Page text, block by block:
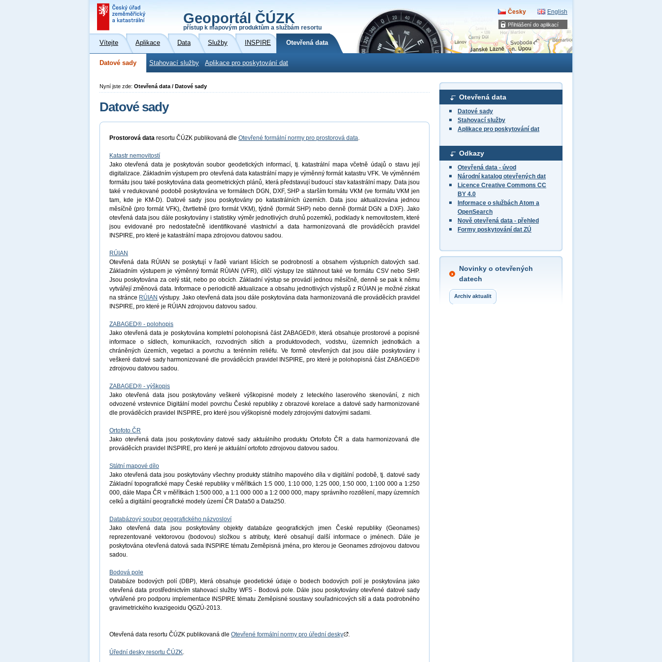
Přihlášení do aplikací
Geoportál ČÚZK
přístup k mapovým produktům a službám resortu
Česky English
Vítejte Aplikace Data Služby INSPIRE Otevřená data
Datové sady Stahovací služby Aplikace pro poskytování dat
Otevřená data
Datové sady
Stahovací služby
Aplikace pro poskytování dat
Odkazy
Otevřená data - úvod
Národní katalog otevřených dat
Licence Creative Commons CC
BY 4.0
Informace o službách Atom a
OpenSearch
Nově otevřená data - přehled
Formy poskytování dat ZÚ
Novinky o otevřených
datech
Archiv aktualit
Nyní jste zde: Otevřená data / Datové sady
Datové sady
Prostorová data resortu ČÚZK publikovaná dle Otevřené formální normy pro prostorová data.
Katastr nemovitostí
Jako otevřená data je poskytován soubor geodetických informací, tj. katastrální mapa včetně údajů o stavu její
digitalizace. Základním výstupem pro otevřená data katastrální mapy je výměnný formát katastru VFK. Ve výměnném
formátu jsou také poskytována data geometrických plánů, která představují budoucí stav katastrální mapy. Data jsou
také v redukované podobě poskytována ve formátech DGN, DXF, SHP a starším formátu VKM (ve formátu VKM jen
tam, kde je KM-D). Datové sady jsou poskytovány po katastrálních územích. Data jsou aktualizována jednou
měsíčně (pro formát VFK), čtvrtletně (pro formát VKM), týdně (formát SHP) nebo denně (formát DGN a DXF). Jako
otevřená data jsou dále poskytovány i statistiky výměr jednotlivých druhů pozemků, podklady k nemovitostem, které
jsou evidované pro nedostatečně identifikované vlastnictví a data harmonizovaná dle prováděcích pravidel
INSPIRE, pro které je katastrální mapa zdrojovou datovou sadou.
RÚIAN
Otevřená data RÚIAN se poskytují v řadě variant lišících se podrobností a obsahem výstupních datových sad.
Základním výstupem je výměnný formát RÚIAN (VFR), dílčí výstupy lze stáhnout také ve formátu CSV nebo SHP.
Jsou poskytována za celý stát, nebo po obcích. Základní výstup se provádí jednou měsíčně, denně se pak k němu
vytvářejí změnová data. Informace o periodicitě aktualizace a obsahu jednotlivých výstupů z RÚIAN je možné získat
na stránce RÚIAN výstupy. Jako otevřená data jsou dále poskytována data harmonizovaná dle prováděcích pravidel
INSPIRE, pro které je RÚIAN zdrojovou datovou sadou.
ZABAGED® - polohopis
Jako otevřená data je poskytována kompletní polohopisná část ZABAGED®, která obsahuje prostorové a popisné
informace o sídlech, komunikacích, rozvodných sítích a produktovodech, vodstvu, územních jednotkách a
chráněných územích, vegetaci a povrchu a terénním reliéfu. Ve formě otevřených dat jsou dále poskytovány i
veškeré datové sady harmonizované dle prováděcích pravidel INSPIRE, pro které je polohopisná část ZABAGED®
zdrojovou datovou sadou.
ZABAGED® - výškopis
Jako otevřená data jsou poskytovány veškeré výškopisné modely z leteckého laserového skenování, z nich
odvozené vrstevnice Digitální model povrchu České republiky z obrazové korelace a datové sady harmonizované
dle prováděcích pravidel INSPIRE, pro které jsou výškopisné modely zdrojovými datovými sadami.
Ortofoto ČR
Jako otevřená data jsou poskytovány datové sady aktuálního produktu Ortofoto ČR a data harmonizovaná dle
prováděcích pravidel INSPIRE, pro které je aktuální ortofoto zdrojovou datovou sadou.
Státní mapové dílo
Jako otevřená data jsou poskytovány všechny produkty státního mapového díla v digitální podobě, tj. datové sady
Základní topografické mapy České republiky v měřítkách 1:5 000, 1:10 000, 1:25 000, 1:50 000, 1:100 000 a 1:250
000, dále Mapa ČR v měřítkách 1:500 000, a 1:1 000 000 a 1:2 000 000, mapy správního rozdělení, mapy územních
celků a digitální geografické modely území ČR Data50 a Data250.
Databázový soubor geografického názvosloví
Jako otevřená data jsou poskytovány objekty databáze geografických jmen České republiky (Geonames)
reprezentované vektorovou (bodovou) složkou s atributy, které obsahují další informace o jménech. Dále je
poskytována otevřená datová sada INSPIRE tématu Zeměpisná jména, pro kterou je Geonames zdrojovou datovou
sadou.
Bodová pole
Databáze bodových polí (DBP), která obsahuje geodetické údaje o bodech bodových polí je poskytována jako
otevřená data prostřednictvím stahovací služby WFS - Bodová pole. Dále jsou poskytovány otevřené datové sady
vytvářené pro podporu implementace INSPIRE tématu Zeměpisné soustavy souřadnicových sítí a data podrobného
gravimetrického kvazigeoidu QGZÚ-2013.
Otevřená data resortu ČÚZK publikovaná dle Otevřené formální normy pro úřední desky .
Úřední desky resortu ČÚZK.